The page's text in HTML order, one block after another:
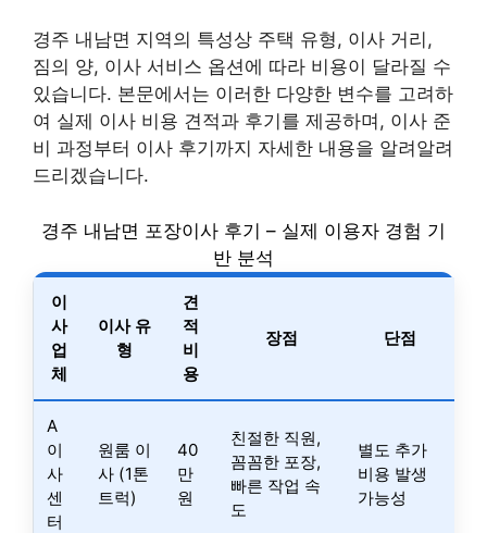
경주 내남면 지역의 특성상 주택 유형, 이사 거리,
짐의 양, 이사 서비스 옵션에 따라 비용이 달라질 수
있습니다. 본문에서는 이러한 다양한 변수를 고려하
여 실제 이사 비용 견적과 후기를 제공하며, 이사 준
비 과정부터 이사 후기까지 자세한 내용을 알려알려
드리겠습니다.
경주 내남면 포장이사 후기 – 실제 이용자 경험 기
반 분석
이
사
업
체
이사 유
형
견
적
비
용
장점 단점
A
이
사
센
터
원룸 이
사 (1톤
트럭)
40
만
원
친절한 직원,
꼼꼼한 포장,
빠른 작업 속
도
별도 추가
비용 발생
가능성